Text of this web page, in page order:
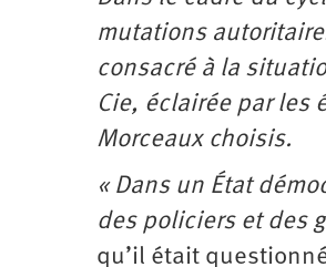
mutations
consacré à la
Cie, éclairée par les
Morceaux choisis.
« Dans un État
des policiers et des
qu’il était